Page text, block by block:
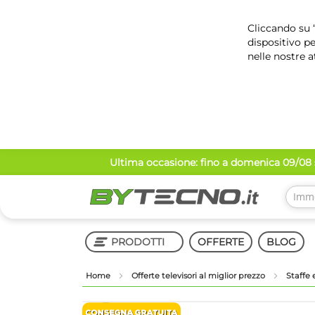
Cliccando su
dispositivo
nelle nostre
contenuto
Ultima occasione: fino a domenica 09/
PRODOTTI
Shop in Shop
OFFERTE BLOG
Home Offerte televisori al miglior prezzo Staffe
Vai
Vai